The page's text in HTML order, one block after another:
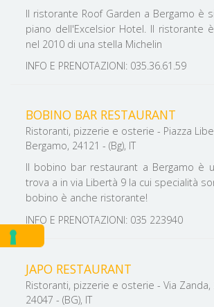
Il ristorante Roof Garden a Bergamo è
piano dell'Excelsior Hotel. Il ristorante
nel 2010 di una stella Michelin
INFO E PRENOTAZIONI: 035.36.61.59
BOBINO BAR RESTAURANT
Ristoranti, pizzerie e osterie - Piazza Libertà, 9 -
Bergamo, 24121 - (Bg), IT
Il bobino bar restaurant a Bergamo è
trova a in via Libertà 9 la cui specialità
bobino è anche ristorante!
INFO E PRENOTAZIONI: 035 223940
JAPO RESTAURANT
Ristoranti, pizzerie e osterie - Via Zanda, 21 - Treviglio,
24047 - (BG), IT